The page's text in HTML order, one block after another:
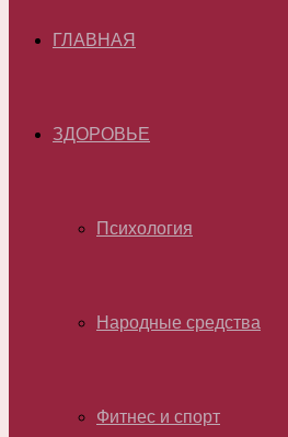
ГЛАВНАЯ
ЗДОРОВЬЕ
Психология
Народные средства
Фитнес и спорт